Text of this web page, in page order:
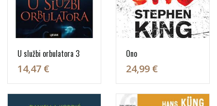
U službi orbulatora 3
14,47 €
Ono
24,99 €